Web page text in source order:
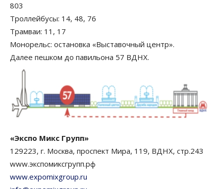
803
Троллейбусы: 14, 48, 76
Трамваи: 11, 17
Монорельс: остановка «Выставочный центр».
Далее пешком до павильона 57 ВДНХ.
«Экспо Микс Групп»
129223, г. Москва, проспект Мира, 119, ВДНХ, стр.243
www.экспомиксгрупп.рф
www.expomixgroup.ru